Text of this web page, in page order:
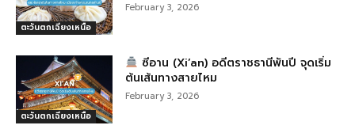
ตะวันตกเฉียงเหนือ
February 3, 2026
ตะวันตกเฉียงเหนือ
ซีอาน (Xi’an) อดีตราชธานีพันปี จุดเริ่ม
ต้นเส้นทางสายไหม
February 3, 2026